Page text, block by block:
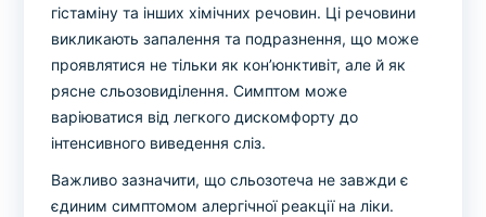
гістаміну та інших хімічних речовин. Ці речовини
викликають запалення та подразнення, що може
проявлятися не тільки як кон’юнктивіт, але й як
рясне сльозовиділення. Симптом може
варіюватися від легкого дискомфорту до
інтенсивного виведення сліз.
Важливо зазначити, що сльозотеча не завжди є
єдиним симптомом алергічної реакції на ліки.